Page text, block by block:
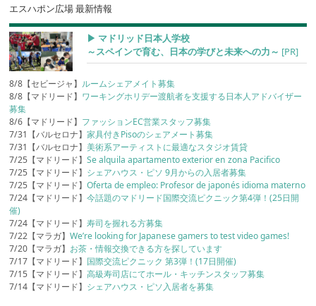
エスハポン広場 最新情報
▶︎ マドリッド日本人学校
～スペインで育む、日本の学びと未来への力～ [PR]
8/8【セビージャ】 ルームシェアメイト募集
8/8【マドリード】 ワーキングホリデー渡航者を支援する日本人アドバイザー
募集
8/6【マドリード】 ファッションEC営業スタッフ募集
7/31【バルセロナ】家具付きPisoのシェアメート募集
7/31【バルセロナ】美術系アーティストに最適なスタジオ賃貸
7/25【マドリード】Se alquila apartamento exterior en zona Pacifico
7/25【マドリード】 シェアハウス・ピソ 9月からの入居者募集
7/25【マドリード】Oferta de empleo: Profesor de japonés idioma materno
7/24【マドリード】今話題のマドリード国際交流ピクニック第4弾！(25日開
催)
7/24【マドリード】寿司を握れる方募集
7/22【マラガ】We’re looking for Japanese gamers to test video games!
7/20【マラガ】 お茶・情報交換できる方を探しています
7/17【マドリード】 国際交流ピクニック 第3弾！(17日開催)
7/15【マドリード】高級寿司店にてホール・キッチンスタッフ募集
7/14【マドリード】 シェアハウス・ピソ入居者を募集